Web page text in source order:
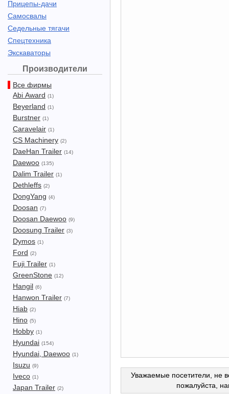
Прицепы-дачи
Самосвалы
Седельные тягачи
Спецтехника
Экскаваторы
Производители
Все фирмы
Abi Award (1)
Beyerland (1)
Burstner (1)
Caravelair (1)
CS Machinery (2)
DaeHan Trailer (14)
Daewoo (135)
Dalim Trailer (1)
Dethleffs (2)
DongYang (4)
Doosan (7)
Doosan Daewoo (9)
Doosung Trailer (3)
Dymos (1)
Ford (2)
Fuji Trailer (1)
GreenStone (12)
Hangil (6)
Hanwon Trailer (7)
Hiab (2)
Hino (5)
Hobby (1)
Hyundai (154)
Hyundai, Daewoo (1)
Isuzu (9)
Iveco (1)
Japan Trailer (2)
Уважаемые посетители, не
пожалуйста,